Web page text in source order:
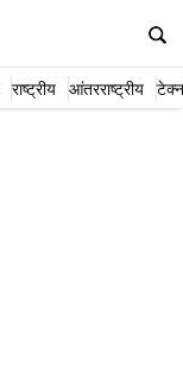
राष्ट्रीय आंतरराष्ट्रीय